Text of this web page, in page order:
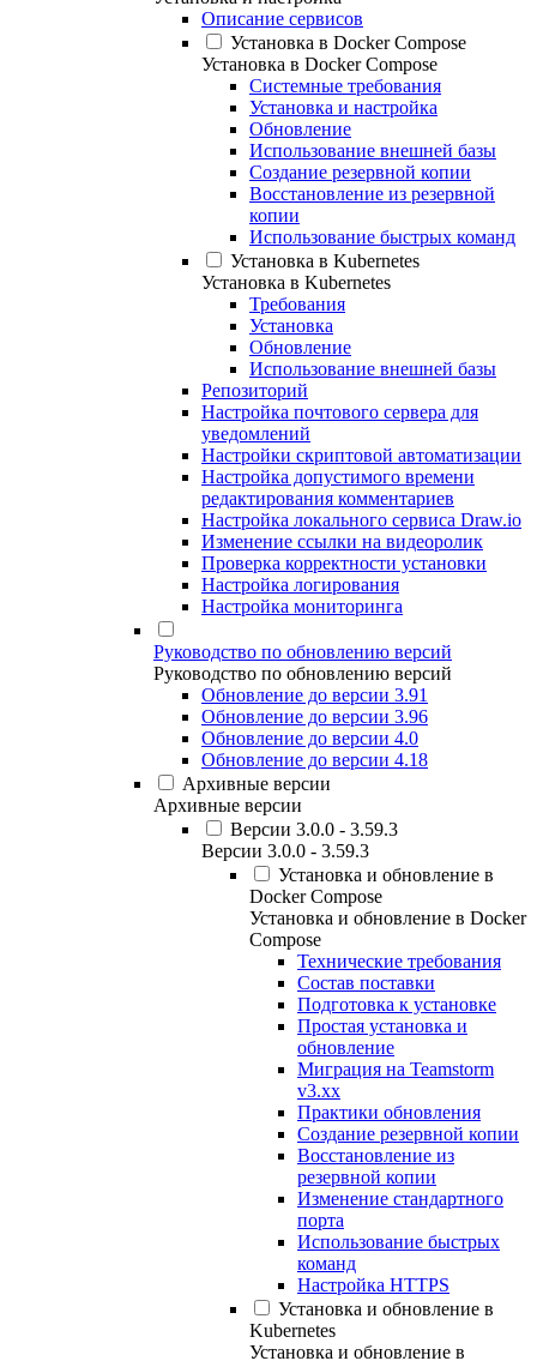
Описание сервисов
Установка в Docker Compose
Установка в Docker Compose
Системные требования
Установка и настройка
Обновление
Использование внешней базы
Создание резервной копии
Восстановление из резервной
копии
Использование быстрых команд
Установка в Kubernetes
Установка в Kubernetes
Требования
Установка
Обновление
Использование внешней базы
Репозиторий
Настройка почтового сервера для
уведомлений
Настройки скриптовой автоматизации
Настройка допустимого времени
редактирования комментариев
Настройка локального сервиса Draw.io
Изменение ссылки на видеоролик
Проверка корректности установки
Настройка логирования
Настройка мониторинга
Руководство по обновлению версий
Руководство по обновлению версий
Обновление до версии 3.91
Обновление до версии 3.96
Обновление до версии 4.0
Обновление до версии 4.18
Архивные версии
Архивные версии
Версии 3.0.0 - 3.59.3
Версии 3.0.0 - 3.59.3
Установка и обновление в
Docker Compose
Установка и обновление в Docker
Compose
Технические требования
Состав поставки
Подготовка к установке
Простая установка и
обновление
Миграция на Teamstorm
v3.xx
Практики обновления
Создание резервной копии
Восстановление из
резервной копии
Изменение стандартного
порта
Использование быстрых
команд
Настройка HTTPS
Установка и обновление в
Kubernetes
Установка и обновление в